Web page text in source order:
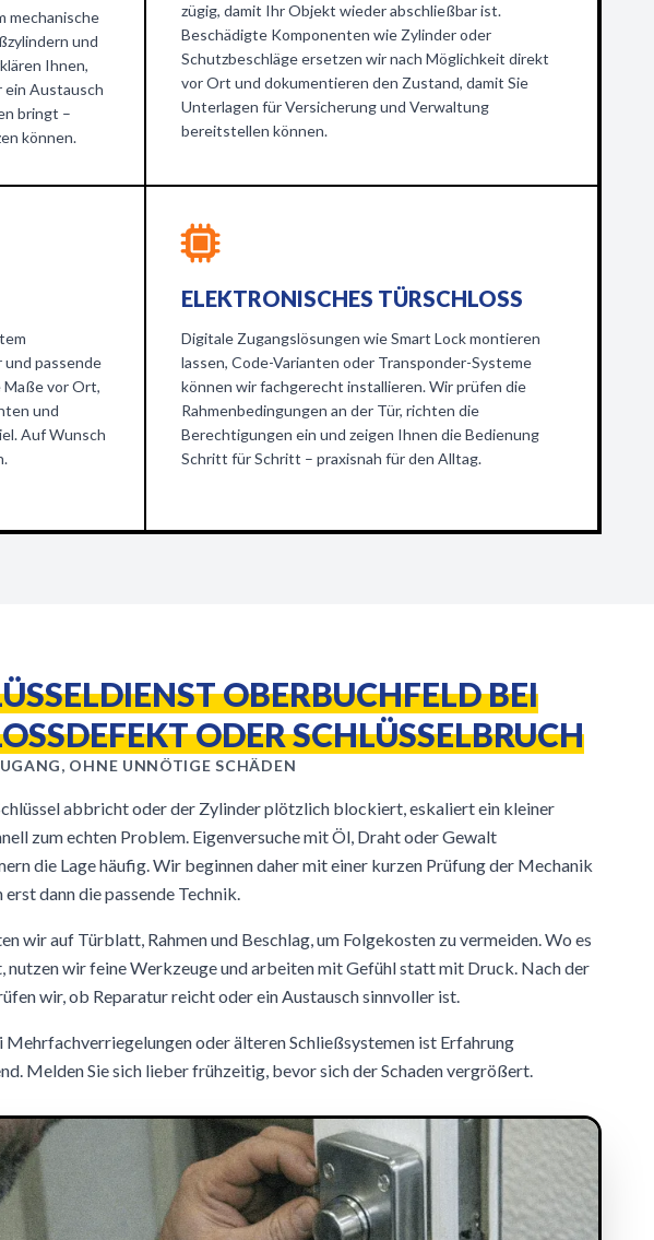
mechanische
und
Ihnen,
ein Austausch
bringt –
können.
zügig, damit Ihr Objekt wieder abschließbar ist.
Beschädigte Komponenten wie Zylinder oder
Schutzbeschläge ersetzen wir nach Möglichkeit direkt
vor Ort und dokumentieren den Zustand, damit Sie
Unterlagen für Versicherung und Verwaltung
bereitstellen können.
passende
Maße vor Ort,
und
Auf Wunsch
ELEKTRONISCHES TÜRSCHLOSS
Digitale Zugangslösungen wie Smart Lock montieren
lassen, Code-Varianten oder Transponder-Systeme
können wir fachgerecht installieren. Wir prüfen die
Rahmenbedingungen an der Tür, richten die
Berechtigungen ein und zeigen Ihnen die Bedienung
Schritt für Schritt – praxisnah für den Alltag.
OBERBUCHFELD BEI
ODER SCHLÜSSELBRUCH
OHNE UNNÖTIGE SCHÄDEN
abbricht oder der Zylinder plötzlich blockiert, eskaliert ein kleiner
zum echten Problem. Eigenversuche mit Öl, Draht oder Gewalt
die Lage häufig. Wir beginnen daher mit einer kurzen Prüfung der Mechanik
erst dann die passende Technik.
wir auf Türblatt, Rahmen und Beschlag, um Folgekosten zu vermeiden. Wo es
nutzen wir feine Werkzeuge und arbeiten mit Gefühl statt mit Druck. Nach der
wir, ob Reparatur reicht oder ein Austausch sinnvoller ist.
Mehrfachverriegelungen oder älteren Schließsystemen ist Erfahrung
Melden Sie sich lieber frühzeitig, bevor sich der Schaden vergrößert.